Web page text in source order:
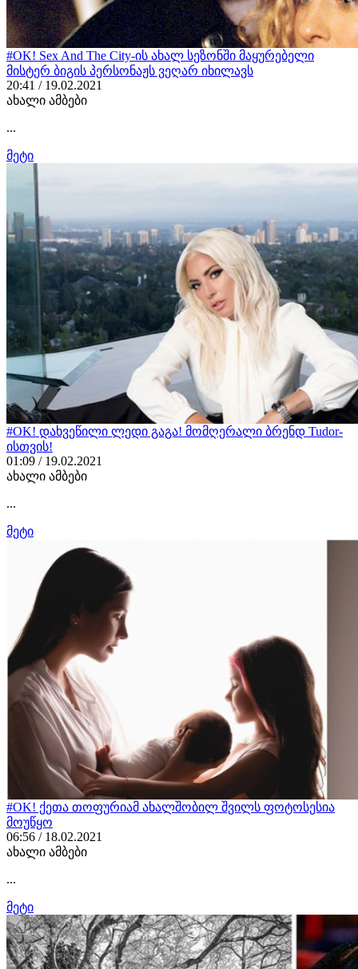
#OK! Sex And The City-ის ახალ სეზონში მაყურებელი
მისტერ ბიგის პერსონაჟს ვეღარ იხილავს
20:41 / 19.02.2021
ახალი ამბები
...
მეტი
#OK! დახვეწილი ლედი გაგა! მომღერალი ბრენდ Tudor-
ისთვის!
01:09 / 19.02.2021
ახალი ამბები
...
მეტი
#OK! ქეთა თოფურიამ ახალშობილ შვილს ფოტოსესია
მოუწყო
06:56 / 18.02.2021
ახალი ამბები
...
მეტი